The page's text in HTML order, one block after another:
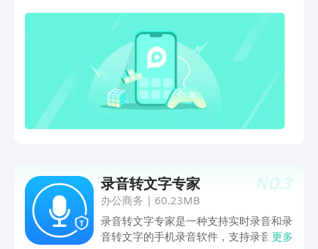
流，不再为语言不通而烦恼还等什么?赶
快下载体验吧~
NO.3
录音转文字专家
办公商务 | 60.23MB
录音转文字专家是一种支持实时录音和录
音转文字的手机录音软件，支持录音后转
更多